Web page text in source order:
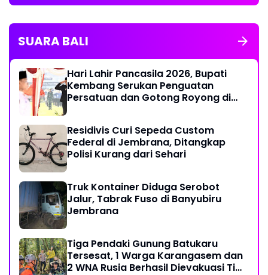
SUARA BALI
Hari Lahir Pancasila 2026, Bupati
Kembang Serukan Penguatan
Persatuan dan Gotong Royong di
Residivis Curi Sepeda Custom
Federal di Jembrana, Ditangkap
Polisi Kurang dari Sehari
Truk Kontainer Diduga Serobot
Jalur, Tabrak Fuso di Banyubiru
Jembrana
Tiga Pendaki Gunung Batukaru
Tersesat, 1 Warga Karangasem dan
2 WNA Rusia Berhasil Dievakuasi Tim